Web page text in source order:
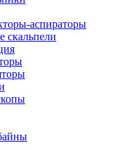
аспираторы
скальпели